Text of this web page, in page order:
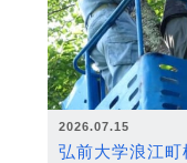
2026.07.15
弘前大学浪江